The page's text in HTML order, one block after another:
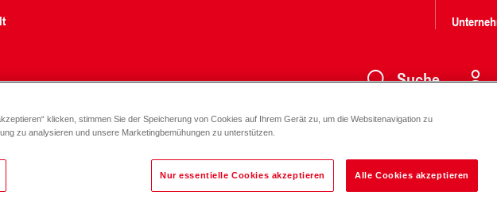
Suche
10 bar, 70 °C S 8-600
klicken, stimmen Sie der Speicherung von Cookies auf Ihrem Gerät zu, um die Websitenavigation zu
zu analysieren und unsere Marketingbemühungen zu unterstützen.
Nur essentielle Cookies akzeptieren Alle Cookies akzeptieren